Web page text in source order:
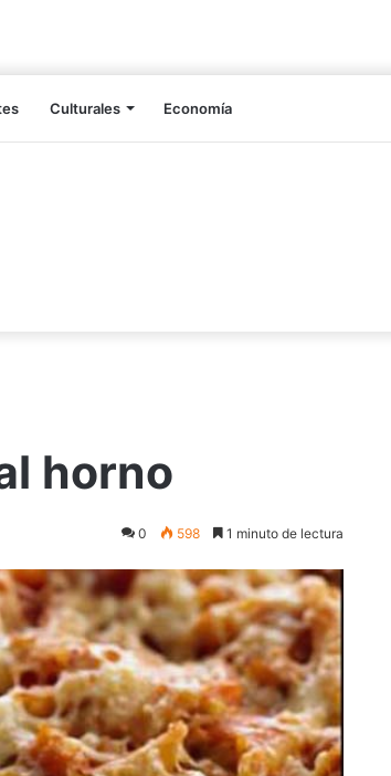
Culturales Economía
horno
0 598 1 minuto de lectura